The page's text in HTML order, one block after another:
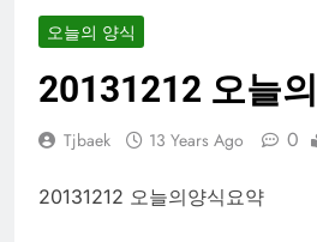
오늘의 양식
20131212 오늘
Tjbaek 13 Years Ago 0
20131212 오늘의양식요약